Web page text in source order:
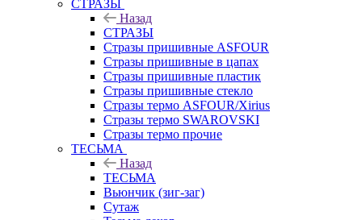
СТРАЗЫ
Назад
СТРАЗЫ
Стразы пришивные ASFOUR
Стразы пришивные в цапах
Стразы пришивные пластик
Стразы пришивные стекло
Стразы термо ASFOUR/Xirius
Стразы термо SWAROVSKI
Стразы термо прочие
ТЕСЬМА
Назад
ТЕСЬМА
Вьюнчик (зиг-заг)
Сутаж